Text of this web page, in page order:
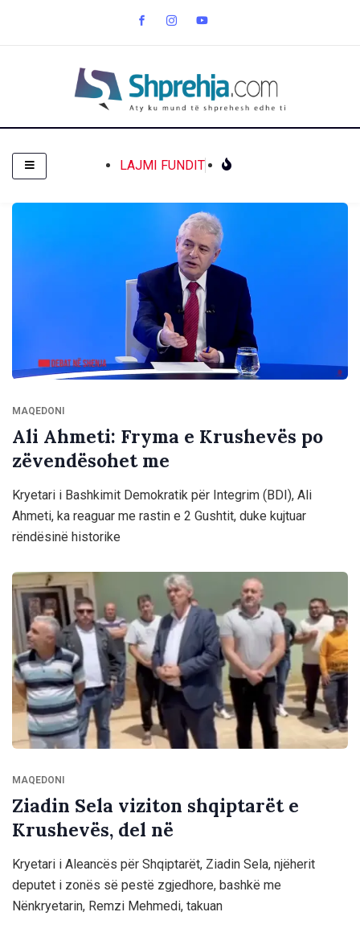
LAJMI FUNDIT
MAQEDONI
Ali Ahmeti: Fryma e Krushevës po
zëvendësohet me
Kryetari i Bashkimit Demokratik për Integrim (BDI), Ali
Ahmeti, ka reaguar me rastin e 2 Gushtit, duke kujtuar
rëndësinë historike
MAQEDONI
Ziadin Sela viziton shqiptarët e
Krushevës, del në
Kryetari i Aleancës për Shqiptarët, Ziadin Sela, njëherit
deputet i zonës së pestë zgjedhore, bashkë me
Nënkryetarin, Remzi Mehmedi, takuan